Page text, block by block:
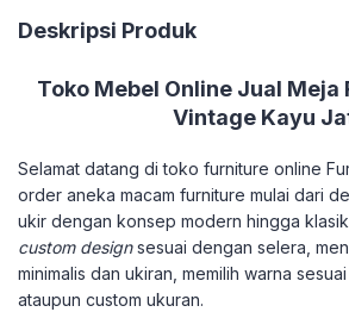
Deskripsi Produk
Toko Mebel Online Jual Meja
Vintage Kayu
Selamat datang di toko furniture online
order aneka macam furniture mulai dari
ukir dengan konsep modern hingga
custom designsesuai dengan selera,
minimalis dan ukiran, memilih warna
ataupun custom ukuran.